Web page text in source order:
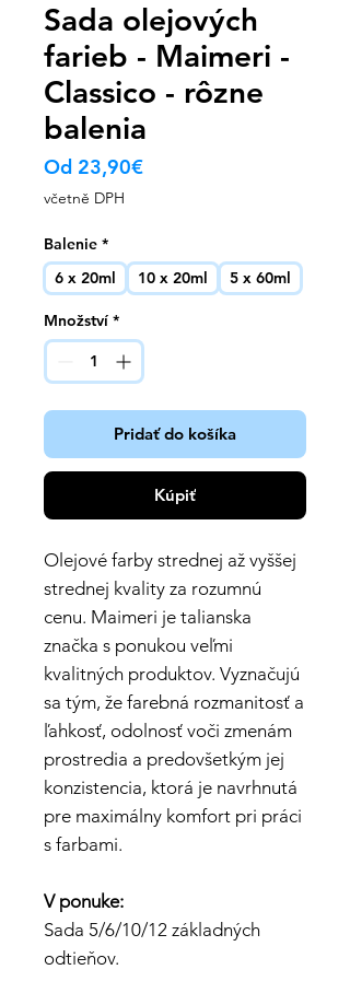
Sada olejových
farieb - Maimeri -
Classico - rôzne
balenia
Od 23,90€Zvýhodněná
včetně DPH
Balenie *
6 x 20ml
10 x 20ml 5 x 60ml
Množství *
Pridať do košíka
Kúpiť
Olejové farby strednej až vyššej
strednej kvality za rozumnú
cenu. Maimeri je talianska
značka s ponukou veľmi
kvalitných produktov. Vyznačujú
sa tým, že farebná rozmanitosť a
ľahkosť, odolnosť voči zmenám
prostredia a predovšetkým jej
konzistencia, ktorá je navrhnutá
pre maximálny komfort pri práci
s farbami.
V ponuke:
Sada 5/6/10/12 základných
odtieňov.